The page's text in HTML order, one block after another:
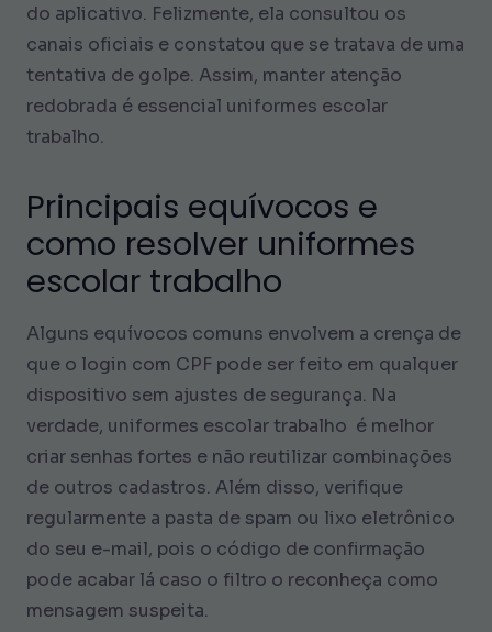
do aplicativo. Felizmente, ela consultou os
canais oficiais e constatou que se tratava de uma
tentativa de golpe. Assim, manter atenção
redobrada é essencial uniformes escolar
trabalho.
Principais equívocos e
como resolver uniformes
escolar trabalho
Alguns equívocos comuns envolvem a crença de
que o login com CPF pode ser feito em qualquer
dispositivo sem ajustes de segurança. Na
verdade, uniformes escolar trabalho é melhor
criar senhas fortes e não reutilizar combinações
de outros cadastros. Além disso, verifique
regularmente a pasta de spam ou lixo eletrônico
do seu e-mail, pois o código de confirmação
pode acabar lá caso o filtro o reconheça como
mensagem suspeita.